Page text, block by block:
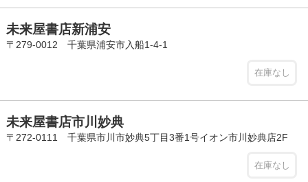
未来屋書店新浦安
〒279-0012 千葉県浦安市入船1-4-1
在庫なし
未来屋書店市川妙典
〒272-0111 千葉県市川市妙典5丁目3番1号イオン市川妙典店2F
在庫なし